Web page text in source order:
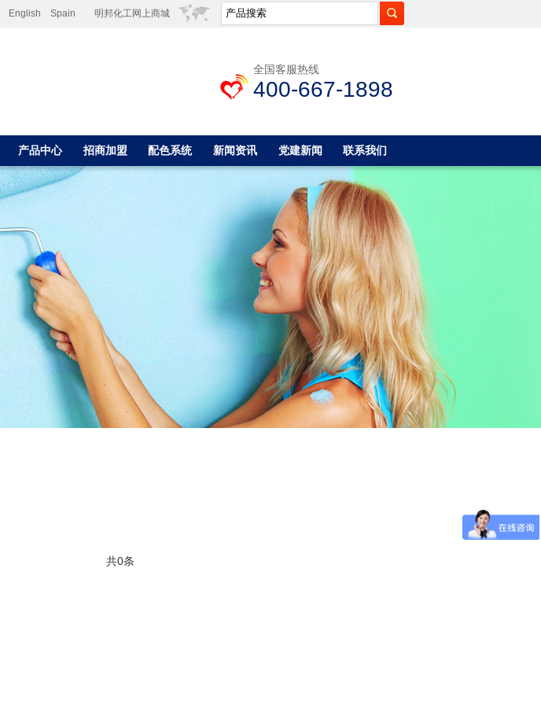
English Spain 明邦化工网上商城
全国客服热线
400-667-1898
产品中心 招商加盟 配色系统 新闻资讯 党建新闻 联系我们
共0条